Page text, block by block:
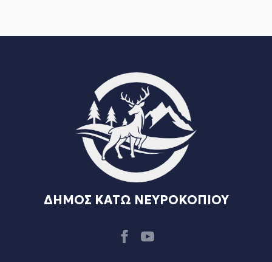
ΔΗΜΟΣ ΚΑΤΩ ΝΕΥΡΟΚΟΠΙΟΥ